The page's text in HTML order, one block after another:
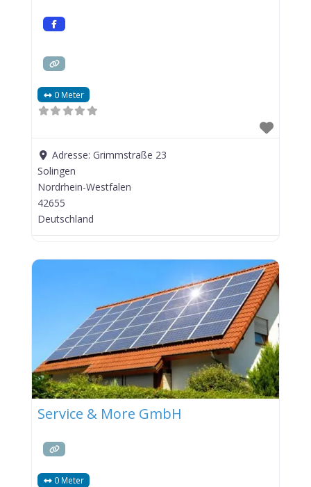
0 Meter
Adresse:Grimmstraße 23
Solingen
Nordrhein-Westfalen
42655
Deutschland
Service & More GmbH
0 Meter